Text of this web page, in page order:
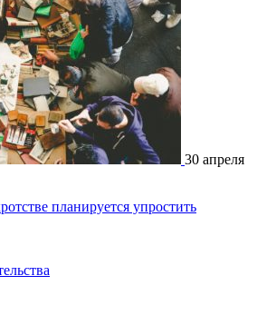
30 апреля
планируется упростить